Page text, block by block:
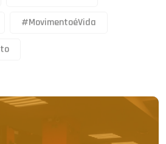
#MovimentoéVida